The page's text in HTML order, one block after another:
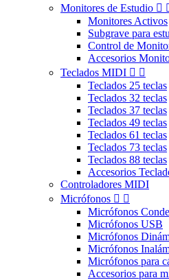
Monitores de Estudio 
Monitores Activos
Subgrave para
Control de
Accesorios
Teclados MIDI  
Teclados 25 teclas
Teclados 32 teclas
Teclados 37 teclas
Teclados 49 teclas
Teclados 61 teclas
Teclados 73 teclas
Teclados 88 teclas
Accesorios
Controladores MIDI
Micrófonos  
Micrófonos
Micrófonos USB
Micrófonos
Micrófonos
Micrófonos para
Accesorios para